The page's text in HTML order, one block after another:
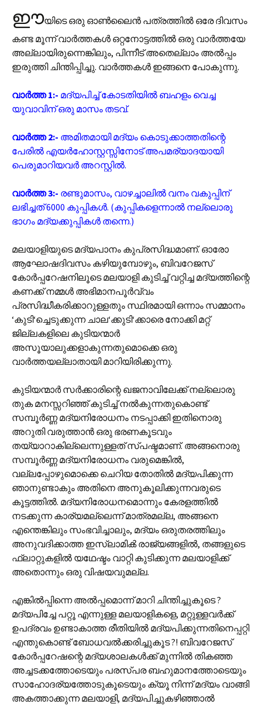
ഈയിടെ ഒരു ഓൺലൈൻ പത്രത്തിൽ ഒരേ ദിവസം
കണ്ട മൂന്ന് വാർത്തകൾ ഒറ്റനോട്ടത്തിൽ ഒരു വാർത്തയേ
അല്ലായിരുന്നെങ്കിലും, പിന്നീട് അതെല്ലാം അല്‍പ്പം
ഇരുത്തി ചിന്തിപ്പിച്ചു. വാർത്തകൾ ഇങ്ങനെ പോകുന്നു.
വാർത്ത 1:- മദ്യപിച്ച് കോടതിയിൽ ബഹളം വെച്ച
യുവാവിന് ഒരു മാസം തടവ്.
വാർത്ത 2:- അമിതമായി മദ്യം കൊടുക്കാത്തതിന്റെ
പേരിൽ എയർ‌ഹോസ്റ്റസ്സിനോട് അപമര്യാദയായി
പെരുമാറിയവർ അറസ്റ്റിൽ.
വാർത്ത 3:- രണ്ടുമാസം, വാഴച്ചാലിൽ വനം വകുപ്പിന്
ലഭിച്ചത് 6000 കുപ്പികൾ. (കുപ്പികളെന്നാൽ നല്ലൊരു
ഭാഗം മദ്യക്കുപ്പികൾ തന്നെ.)
മലയാളിയുടെ മദ്യപാനം കുപ്രസിദ്ധമാണ്. ഓരോ
ആഘോഷദിവസം കഴിയുമ്പോഴും, ബിവറേജസ്
കോർപ്പറേഷനിലൂടെ മലയാളി കുടിച്ച് വറ്റിച്ച മദ്യത്തിന്റെ
കണക്ക് നമ്മൾ അഭിമാനപൂർവ്വം
പ്രസിദ്ധീകരിക്കാറുള്ളതും സ്ഥിരമായി ഒന്നാം സമ്മാനം
‘കുടി‘ച്ചെടുക്കുന്ന ചാല‘ക്കുടി‘ക്കാരെ നോക്കി മറ്റ്
ജില്ലകളിലെ കുടിയന്മാർ
അസൂയാലുക്കളാകുന്നതുമൊക്കെ ഒരു
വാർത്തയല്ലാതായി മാറിയിരിക്കുന്നു.
കുടിയന്മാർ സർക്കാരിന്റെ ഖജനാവിലേക്ക് നല്ലൊരു
തുക മനസ്സറിഞ്ഞ് കുടിച്ച് നൽകുന്നതുകൊണ്ട്
സമ്പൂർണ്ണ മദ്യനിരോധനം നടപ്പാക്കി ഇതിനൊരു
അറുതി വരുത്താൻ ഒരു ഭരണകൂടവും
തയ്യാറാകില്ലെന്നുള്ളത് സ്പഷ്ടമാണ്. അങ്ങനൊരു
സമ്പൂർണ്ണ മദ്യനിരോധനം വരുമെങ്കിൽ,
വല്ലപ്പോഴുമൊക്കെ ചെറിയ തോതിൽ മദ്യപിക്കുന്ന
ഞാനുണ്ടാകും അതിനെ അനുകൂലിക്കുന്നവരുടെ
കൂട്ടത്തിൽ. മദ്യനിരോധനമൊന്നും കേരളത്തിൽ
നടക്കുന്ന കാര്യമല്ലെന്ന് മാത്രമല്ല, അങ്ങനെ
എന്തെങ്കിലും സംഭവിച്ചാലും, മദ്യം ഒരുതരത്തിലും
അനുവദിക്കാത്ത ഇസ്ലാമിൿ രാജ്യങ്ങളിൽ, തങ്ങളുടെ
ഫ്ലാറ്റുകളിൽ യഥേഷ്ടം വാറ്റി കുടിക്കുന്ന മലയാളിക്ക്
അതൊന്നും ഒരു വിഷയവുമല്ല.
എങ്കില്‍പ്പിന്നെ അല്‍പ്പമൊന്ന് മാറി ചിന്തിച്ചുകൂടെ ?
മദ്യപിച്ചേ പറ്റൂ എന്നുള്ള മലയാളികളെ, മറ്റുള്ളവർക്ക്
ഉപദ്രവം ഉണ്ടാകാത്ത രീതിയിൽ മദ്യപിക്കുന്നതിനെപ്പറ്റി
എന്തുകൊണ്ട് ബോധവൽക്കരിച്ചുകൂട ?! ബിവറേജസ്
കോർപ്പറേഷന്റെ മദ്യശാലകൾക്ക് മുന്നിൽ തികഞ്ഞ
അച്ചടക്കത്തോടെയും പരസ്പര ബഹുമാനത്തോടെയും
സാഹോദര്യത്തോടുകൂടെയും ക്യൂ നിന്ന് മദ്യം വാങ്ങി
അകത്താക്കുന്ന മലയാളി, മദ്യപിച്ചുകഴിഞ്ഞാൽ